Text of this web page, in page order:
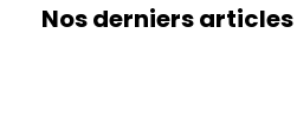
Nos derniers articles